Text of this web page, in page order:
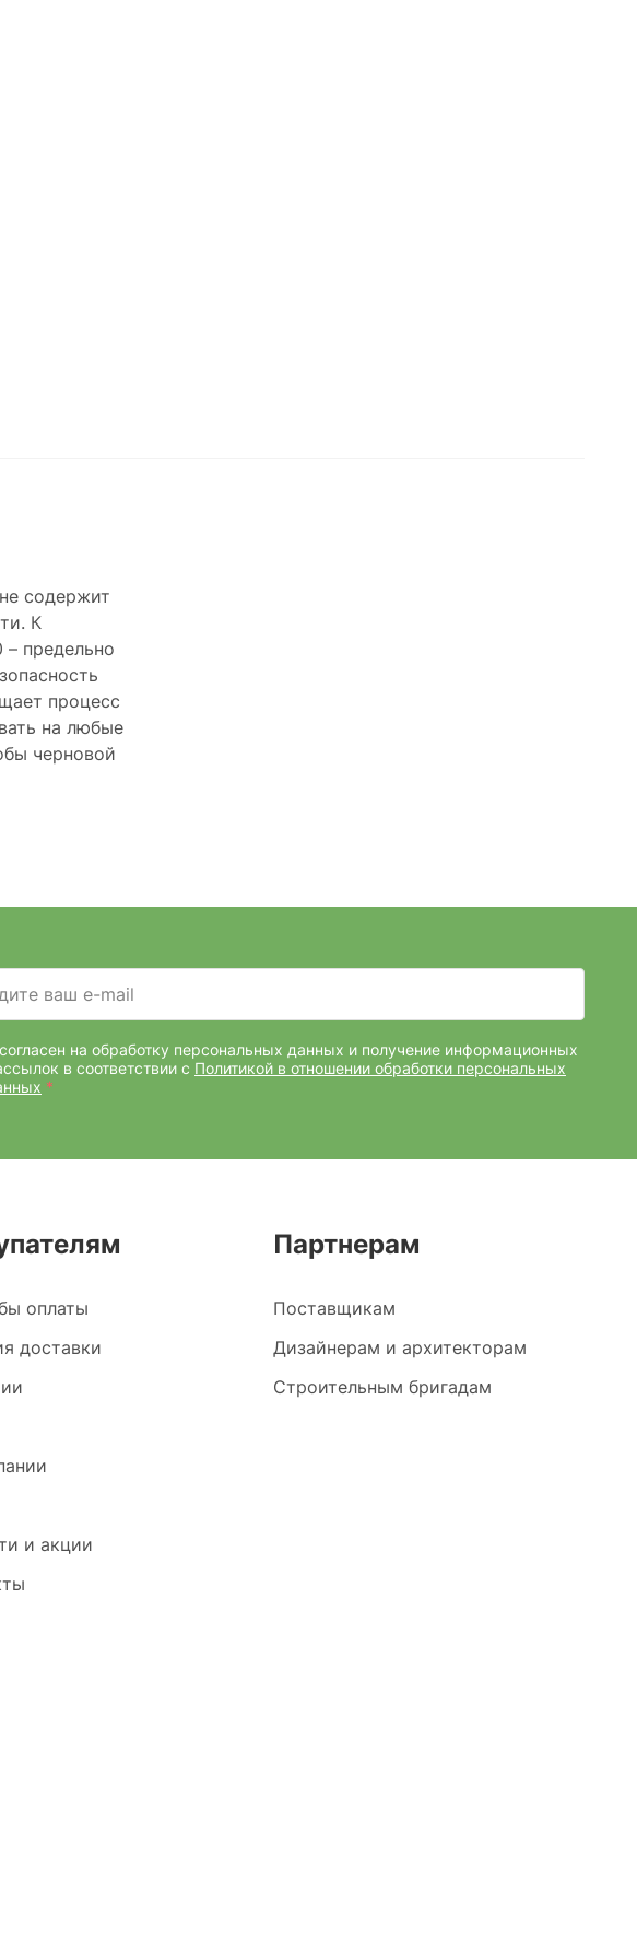
содержит
К
предельно
процесс
на любые
черновой
ваш e-mail
на обработку персональных данных и получение информационных
в соответствии с Политикой в отношении обработки персональных
*
оплаты
доставки
и акции
Партнерам
Поставщикам
Дизайнерам и архитекторам
Строительным бригадам